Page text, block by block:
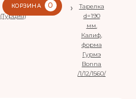
КОРЗИНА 0
Bonna
(Турция)
› Calif ›
Тарелка
d=190
мм.
Калиф,
форма
Гурмэ
Bonna
/1/12/1560/